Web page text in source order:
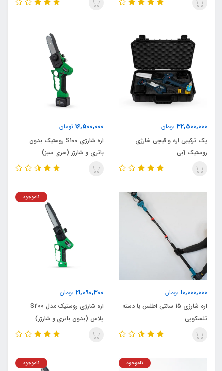
32,500,000 تومان
پک ترکیبی اره و قیچی شارژی
روستیک آبی
16,500,000 تومان
اره شارژی S100 روستیک بدون
باتری و شارژر (سری سبز)
10,000,000 تومان
اره شارژی 15 سانتی اطلس با دسته
تلسکوپی
21,090,300 تومان
ناموجود
اره شارژی روستیک مدل S200
پلاس (بدون باتری و شارژر)
ناموجود ناموجود